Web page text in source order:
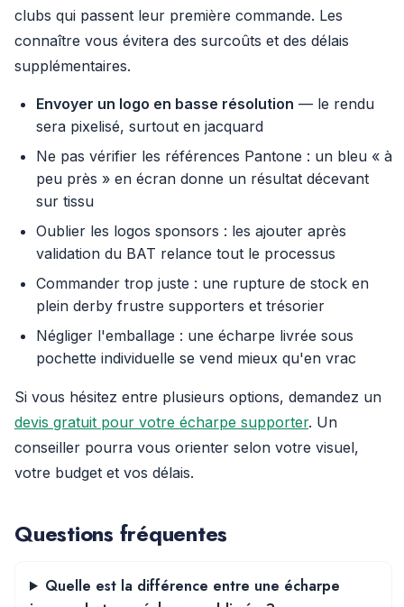
clubs qui passent leur première commande. Les
connaître vous évitera des surcoûts et des délais
supplémentaires.
Envoyer un logo en basse résolution — le rendu
sera pixelisé, surtout en jacquard
Ne pas vérifier les références Pantone : un bleu « à
peu près » en écran donne un résultat décevant
sur tissu
Oublier les logos sponsors : les ajouter après
validation du BAT relance tout le processus
Commander trop juste : une rupture de stock en
plein derby frustre supporters et trésorier
Négliger l'emballage : une écharpe livrée sous
pochette individuelle se vend mieux qu'en vrac
Si vous hésitez entre plusieurs options, demandez un
devis gratuit pour votre écharpe supporter. Un
conseiller pourra vous orienter selon votre visuel,
votre budget et vos délais.
Questions fréquentes
Quelle est la différence entre une écharpe